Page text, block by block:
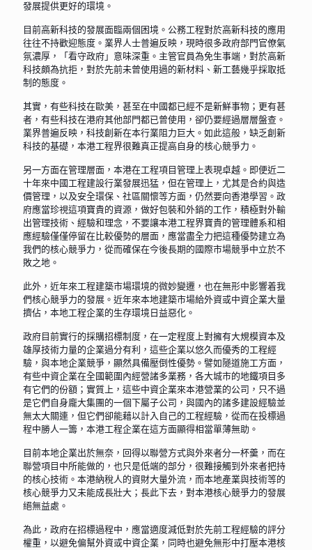
發展提供更好的環境。
目前高新科技的發展面臨兩個困境。公務工程對於高新科技的應用
往往不持歡迎態度。業界人士普遍反映，現時很多政府部門官僚氣
氛濃厚，「看守政府」意味深重。主管官員為免生事端，對於高新
科技頗為抗拒，對於先前未曾使用過的新材料、新工藝幾乎採取抵
制的態度。
其實，有些科技在歐美，甚至在中國都已經不是新鮮事物；更有甚
者，有些科技在港府其他部門都已曾使用，卻仍要經過層層盤查。
業界普遍反映，科技創新在本行業阻力巨大。如此這般，缺乏創新
科技的基礎，本港工程界很難真正提高自身的核心競爭力。
另一方面在管理層面，本港在工程項目管理上表現卓越。即便近二
十年來中國工程建設行業發展迅猛，但在管理上，尤其是合約與造
價管理，以及安全環保、社區關懷等方面，仍然要向香港學習。政
府應當珍視這項寶貴的資源，做好包裝和外銷的工作，積極對外輸
出管理技術、經驗和理念，不要讓本港工程界寶貴的管理體系和相
應經驗僅僅停留在比較優勢的層面，應當盡全力把這種優勢建立為
我們的核心競爭力，從而確保在今後長期的國際市場競爭中立於不
敗之地。
此外，近年來工程建築市場環境的微妙變遷，也在無形中影響着我
們核心競爭力的發展。近年來本地建築市場給外資或中資企業大量
擠佔，本地工程企業的生存環境日益惡化。
政府目前實行的採購招標制度，在一定程度上對擁有大規模資本及
雄厚技術力量的企業過分有利，這些企業以悠久而優秀的工程經
驗，與本地企業競爭，顯然具備壓倒性優勢。譬如隧道施工方面，
有些中資企業在全國範圍內經營諸多業務，各大城市的地鐵項目多
有它們的份額；實質上，這些中資企業來本港營業的公司，只不過
是它們自身龐大集團的一個下屬子公司，與國內的諸多建設經驗並
無太大關連，但它們卻能藉以計入自己的工程經驗，從而在投標過
程中勝人一籌，本港工程企業在這方面顯得相當單薄無助。
目前本地企業出於無奈，回得以聯營方式與外來者分一杯羹，而在
聯營項目中所能做的，也只是低端的部分，很難接觸到外來者把持
的核心技術。本港納稅人的資財大量外流，而本地產業與技術等的
核心競爭力又未能成長壯大；長此下去，對本港核心競爭力的發展
絕無益處。
為此，政府在招標過程中，應當適度減低對於先前工程經驗的評分
權重，以避免偏幫外資或中資企業，同時也避免無形中打壓本港核